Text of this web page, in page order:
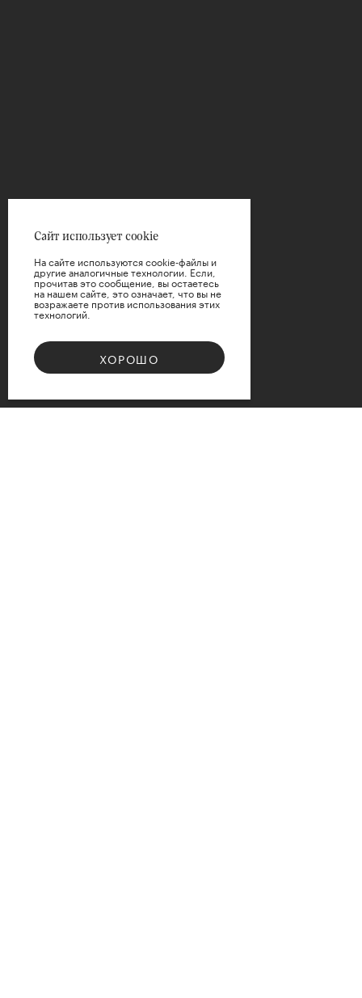
Сайт использует cookie
На сайте используются cookie-файлы и
другие аналогичные технологии. Если,
прочитав это сообщение, вы остаетесь
на нашем сайте, это означает, что вы не
возражаете против использования этих
технологий.
ХОРОШО